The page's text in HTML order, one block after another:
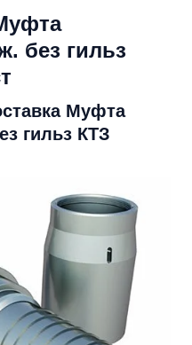
без гильз
Муфта
гильз КТЗ